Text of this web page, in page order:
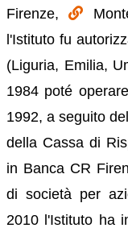
Firenze,
l'Istituto fu
(Liguria, Emilia,
1984 poté
1992, a seguito
della Cassa di
in Banca CR
di società per
2010 l'Istituto ha